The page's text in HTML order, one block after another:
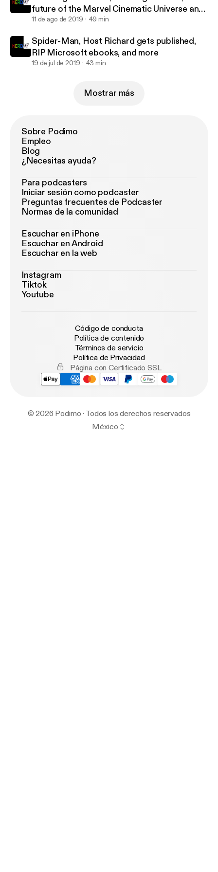
future of the Marvel Cinematic Universe and
more
11 de ago de 2019 49 min
Spider-Man, Host Richard gets published,
RIP Microsoft ebooks, and more
19 de jul de 2019 43 min
Mostrar más
Sobre Podimo
Empleo
Blog
¿Necesitas ayuda?
Para podcasters
Iniciar sesión como podcaster
Preguntas frecuentes de Podcaster
Normas de la comunidad
Escuchar en iPhone
Escuchar en Android
Escuchar en la web
Instagram
Tiktok
Youtube
Código de conducta
Política de contenido
Términos de servicio
Política de Privacidad
Página con Certificado SSL
© 2026 Podimo · Todos los derechos reservados
México